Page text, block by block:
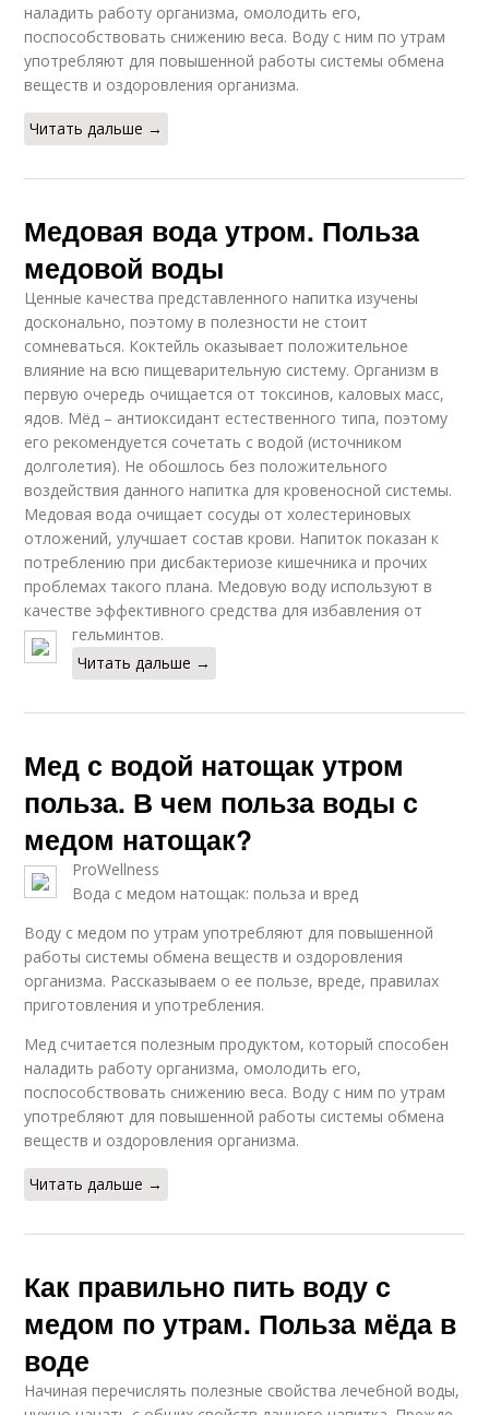
наладить работу организма, омолодить его,
поспособствовать снижению веса. Воду с ним по утрам
употребляют для повышенной работы системы обмена
веществ и оздоровления организма.
Читать дальше →
Медовая вода утром. Польза
медовой воды
Ценные качества представленного напитка изучены
досконально, поэтому в полезности не стоит
сомневаться. Коктейль оказывает положительное
влияние на всю пищеварительную систему. Организм в
первую очередь очищается от токсинов, каловых масс,
ядов. Мёд – антиоксидант естественного типа, поэтому
его рекомендуется сочетать с водой (источником
долголетия). Не обошлось без положительного
воздействия данного напитка для кровеносной системы.
Медовая вода очищает сосуды от холестериновых
отложений, улучшает состав крови. Напиток показан к
потреблению при дисбактериозе кишечника и прочих
проблемах такого плана. Медовую воду используют в
качестве эффективного средства для избавления от
гельминтов.
Читать дальше →
Мед с водой натощак утром
польза. В чем польза воды с
медом натощак?
ProWellness
Вода с медом натощак: польза и вред
Воду с медом по утрам употребляют для повышенной
работы системы обмена веществ и оздоровления
организма. Рассказываем о ее пользе, вреде, правилах
приготовления и употребления.
Мед считается полезным продуктом, который способен
наладить работу организма, омолодить его,
поспособствовать снижению веса. Воду с ним по утрам
употребляют для повышенной работы системы обмена
веществ и оздоровления организма.
Читать дальше →
Как правильно пить воду с
медом по утрам. Польза мёда в
воде
Начиная перечислять полезные свойства лечебной воды,